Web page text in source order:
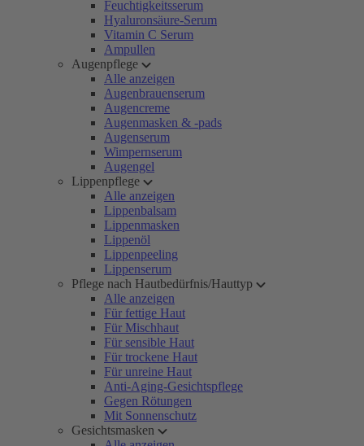
Feuchtigkeitsserum
Hyaluronsäure-Serum
Vitamin C Serum
Ampullen
Augenpflege
Alle anzeigen
Augenbrauenserum
Augencreme
Augenmasken & -pads
Augenserum
Wimpernserum
Augengel
Lippenpflege
Alle anzeigen
Lippenbalsam
Lippenmasken
Lippenöl
Lippenpeeling
Lippenserum
Pflege nach Hautbedürfnis/Hauttyp
Alle anzeigen
Für fettige Haut
Für Mischhaut
Für sensible Haut
Für trockene Haut
Für unreine Haut
Anti-Aging-Gesichtspflege
Gegen Rötungen
Mit Sonnenschutz
Gesichtsmasken